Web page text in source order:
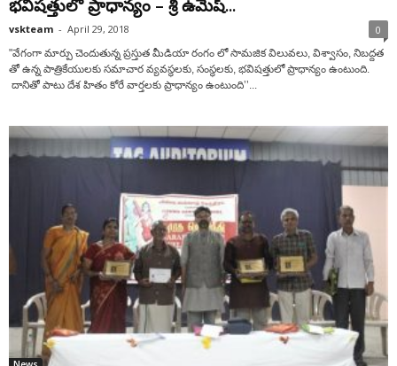
భవిషత్తులో ప్రాధాన్యం – శ్రీ ఉమేష్...
vskteam - April 29, 2018 0
"వేగంగా మార్పు చెందుతున్న ప్రస్తుత మీడియా రంగం లో సామజిక విలువలు, విశ్వాసం, నిబద్దత
తో ఉన్న పాత్రికేయులకు సమాచార వ్యవస్థలకు, సంస్థలకు, భవిషత్తులో ప్రాధాన్యం ఉంటుంది.
దానితో పాటు దేశ హితం కోరే వార్తలకు ప్రాధాన్యం ఉంటుంది’’...